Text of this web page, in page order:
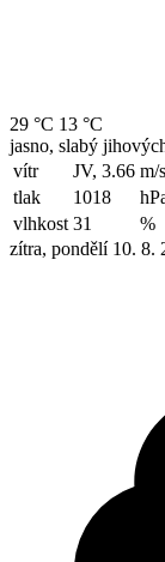
29 °C 13 °C
jasno, slabý
vítr
JV, 3.66 m/s
tlak
1018
vlhkost 31
%
zítra, pondělí 10. 8.